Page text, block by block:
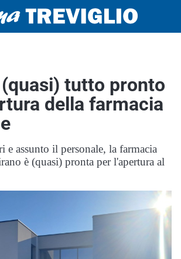
tutto pronto
della farmacia
e assunto il personale, la farmacia
è (quasi) pronta per l'apertura al